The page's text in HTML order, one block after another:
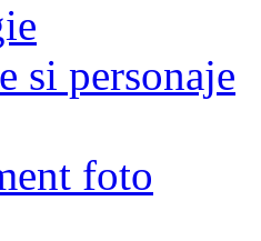
si personaje
foto